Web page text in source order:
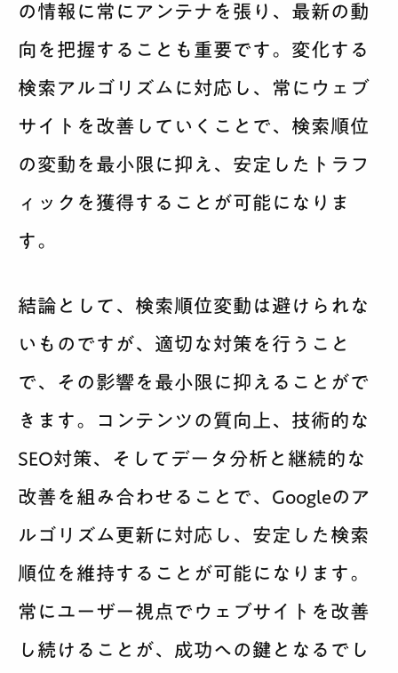
の情報に常にアンテナを張り、最新の動
向を把握することも重要です。変化する
検索アルゴリズムに対応し、常にウェブ
サイトを改善していくことで、検索順位
の変動を最小限に抑え、安定したトラフ
ィックを獲得することが可能になりま
す。
結論として、検索順位変動は避けられな
いものですが、適切な対策を行うこと
で、その影響を最小限に抑えることがで
きます。コンテンツの質向上、技術的な
SEO対策、そしてデータ分析と継続的な
改善を組み合わせることで、Googleのア
ルゴリズム更新に対応し、安定した検索
順位を維持することが可能になります。
常にユーザー視点でウェブサイトを改善
し続けることが、成功への鍵となるでし